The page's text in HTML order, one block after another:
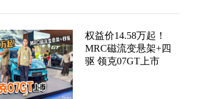
权益价14.58万起！
MRC磁流变悬架+四
驱 领克07GT上市